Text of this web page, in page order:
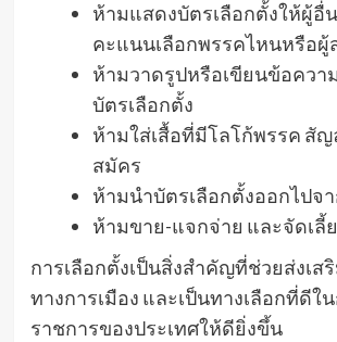
ห้ามแสดงบัตรเลือกตั้งให้ผู้อื่
คะแนนเลือกพรรคไหนหรือ
ห้ามวาดรูปหรือเขียนข้อควา
บัตรเลือกตั้ง
ห้ามใส่เสื้อที่มีโลโก้พรรค สั
สมัคร
ห้ามนำบัตรเลือกตั้งออกไปจ
ห้ามขาย-แจกจ่าย และจัดเลี้
การเลือกตั้งเป็นสิ่งสำคัญที่ช่วยส่งเส
ทางการเมือง และเป็นทางเลือกที่ดีใ
ราชการของประเทศให้ดียิ่งขึ้น